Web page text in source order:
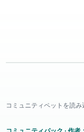
コミュニティペットを読